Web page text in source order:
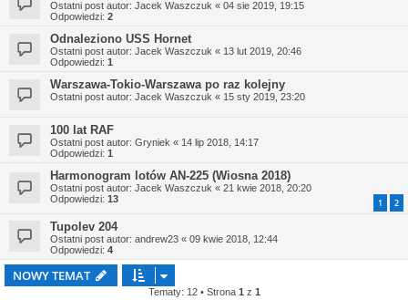
Ostatni post autor: Jacek Waszczuk « 04 sie 2019, 19:15
Odpowiedzi: 2
Odnaleziono USS Hornet
Ostatni post autor: Jacek Waszczuk « 13 lut 2019, 20:46
Odpowiedzi: 1
Warszawa-Tokio-Warszawa po raz kolejny
Ostatni post autor: Jacek Waszczuk « 15 sty 2019, 23:20
100 lat RAF
Ostatni post autor: Gryniek « 14 lip 2018, 14:17
Odpowiedzi: 1
Harmonogram lotów AN-225 (Wiosna 2018)
Ostatni post autor: Jacek Waszczuk « 21 kwie 2018, 20:20
Odpowiedzi: 13 1 2
Tupolev 204
Ostatni post autor: andrew23 « 09 kwie 2018, 12:44
Odpowiedzi: 4
NOWY TEMAT
Tematy: 12 • Strona 1 z 1